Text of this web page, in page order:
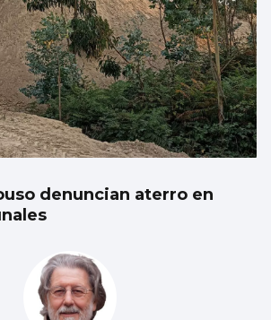
denuncian aterro en